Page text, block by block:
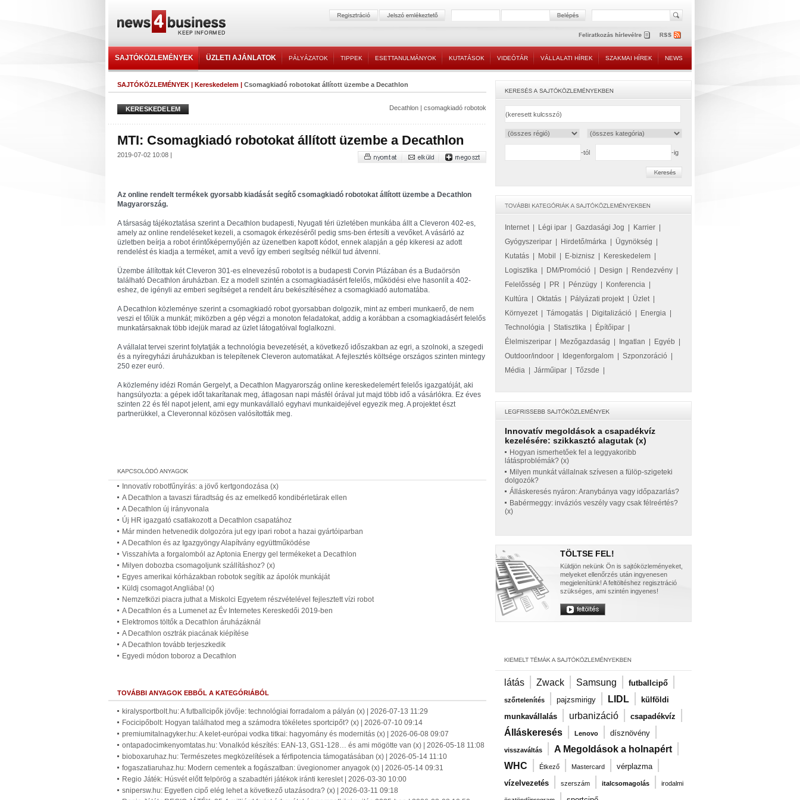
SAJTÓKÖZLEMÉNYEK ÜZLETI AJÁNLATOK PÁLYÁZATOK TIPPEK ESETTANULMÁNYOK KUTATÁSOK VIDEÓTÁR VÁLLALATI HÍREK SZAKMAI HÍREK NEWS
SAJTÓKÖZLEMÉNYEK | Kereskedelem | Csomagkiadó robotokat állított üzembe a Decathlon
KERESKEDELEM Decathlon | csomagkiadó robotok
MTI: Csomagkiadó robotokat állított üzembe a Decathlon
2019-07-02 10:08 |
Az online rendelt termékek gyorsabb kiadását segítő csomagkiadó robotokat állított üzembe a Decathlon
Magyarország.
A társaság tájékoztatása szerint a Decathlon budapesti, Nyugati téri üzletében munkába állt a Cleveron 402-es,
amely az online rendeléseket kezeli, a csomagok érkezéséről pedig sms-ben értesíti a vevőket. A vásárló az
üzletben beírja a robot érintőképernyőjén az üzenetben kapott kódot, ennek alapján a gép kikeresi az adott
rendelést és kiadja a terméket, amit a vevő így emberi segítség nélkül tud átvenni.
Üzembe állítottak két Cleveron 301-es elnevezésű robotot is a budapesti Corvin Plázában és a Budaörsön
található Decathlon áruházban. Ez a modell szintén a csomagkiadásért felelős, működési elve hasonlít a 402-
eshez, de igényli az emberi segítséget a rendelt áru bekészítéséhez a csomagkiadó automatába.
A Decathlon közleménye szerint a csomagkiadó robot gyorsabban dolgozik, mint az emberi munkaerő, de nem
veszi el tőlük a munkát; miközben a gép végzi a monoton feladatokat, addig a korábban a csomagkiadásért felelős
munkatársaknak több idejük marad az üzlet látogatóival foglalkozni.
A vállalat tervei szerint folytatják a technológia bevezetését, a következő időszakban az egri, a szolnoki, a szegedi
és a nyíregyházi áruházukban is telepítenek Cleveron automatákat. A fejlesztés költsége országos szinten mintegy
250 ezer euró.
A közlemény idézi Román Gergelyt, a Decathlon Magyarország online kereskedelemért felelős igazgatóját, aki
hangsúlyozta: a gépek időt takarítanak meg, átlagosan napi másfél órával jut majd több idő a vásárlókra. Ez éves
szinten 22 és fél napot jelent, ami egy munkavállaló egyhavi munkaidejével egyezik meg. A projektet észt
partnerükkel, a Cleveronnal közösen valósították meg.
Innovatív robotfűnyírás: a jövő kertgondozása (x)
A Decathlon a tavaszi fáradtság és az emelkedő kondibérletárak ellen
A Decathlon új irányvonala
Új HR igazgató csatlakozott a Decathlon csapatához
Már minden hetvenedik dolgozóra jut egy ipari robot a hazai gyártóiparban
A Decathlon és az Igazgyöngy Alapítvány együttműködése
Visszahívta a forgalomból az Aptonia Energy gel termékeket a Decathlon
Milyen dobozba csomagoljunk szállításhoz? (x)
Egyes amerikai kórházakban robotok segítik az ápolók munkáját
Küldj csomagot Angliába! (x)
Nemzetközi piacra juthat a Miskolci Egyetem részvételével fejlesztett vízi robot
A Decathlon és a Lumenet az Év Internetes Kereskedői 2019-ben
Elektromos töltők a Decathlon áruházáknál
A Decathlon osztrák piacának kiépítése
A Decathlon tovább terjeszkedik
Egyedi módon toboroz a Decathlon
TOVÁBBI ANYAGOK EBBŐL A KATEGÓRIÁBÓL
kiralysportbolt.hu: A futballcipők jövője: technológiai forradalom a pályán (x) | 2026-07-13 11:29
Focicipőbolt: Hogyan találhatod meg a számodra tökéletes sportcipőt? (x) | 2026-07-10 09:14
premiumitalnagyker.hu: A kelet-európai vodka titkai: hagyomány és modernitás (x) | 2026-06-08 09:07
ontapadocimkenyomtatas.hu: Vonalkód készítés: EAN-13, GS1-128… és ami mögötte van (x) | 2026-05-18 11:08
bioboxaruhaz.hu: Természetes megközelítések a férfipotencia támogatásában (x) | 2026-05-14 11:10
fogaszatiaruhaz.hu: Modern cementek a fogászatban: üvegionomer anyagok (x) | 2026-05-14 09:31
Regio Játék: Húsvét előtt felpörög a szabadtéri játékok iránti kereslet | 2026-03-30 10:00
snipersw.hu: Egyetlen cipő elég lehet a következő utazásodra? (x) | 2026-03-11 09:18
-tól -ig
Internet| Légi ipar Gazdasági Jog Karrier
Gyógyszeripar
Hirdető/márka Ügynökség
Kutatás
Mobil E-biznisz Kereskedelem
Logisztika
DM/Promóció Design Rendezvény
Felelősség
PR Pénzügy Konferencia
Kultúra
Oktatás Pályázati projekt| Üzlet|
Környezet| Támogatás Digitalizáció Energia
Technológia
Statisztika Építőipar
Élelmiszeripar
Mezőgazdaság Ingatlan Egyéb
Outdoor/indoor
Idegenforgalom Szponzoráció
Média
Járműipar Tőzsde
Innovatív megoldások a csapadékvíz
kezelésére: szikkasztó alagutak (x)
Hogyan ismerhetőek fel a leggyakoribb
látásproblémák? (x)
Milyen munkát vállalnak szívesen a fülöp-szigeteki
dolgozók?
Álláskeresés nyáron: Aranybánya vagy időpazarlás?
Babérmeggy: inváziós veszély vagy csak félreértés?
(x)
TÖLTSE FEL!
Küldjön nekünk Ön is sajtóközleményeket,
melyeket ellenőrzés után ingyenesen
megjelenítünk! A feltöltéshez regisztráció
szükséges, ami szintén ingyenes!
látás | Zwack | Samsung | futballcipő |
szőrtelenítés | pajzsmirigy | LIDL |
külföldi
munkavállalás | urbanizáció | csapadékvíz |
Álláskeresés | Lenovo | dísznövény |
visszaváltás | A Megoldások a holnapért |
WHC | Étkező | Mastercard | vérplazma |
vízelvezetés | szerszám | italcsomagolás | irodalmi